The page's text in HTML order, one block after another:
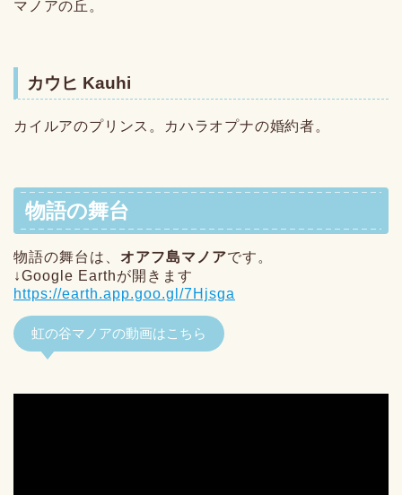
マノアの丘。
カウヒ Kauhi
カイルアのプリンス。カハラオプナの婚約者。
物語の舞台
物語の舞台は、 オアフ島マノアです。
↓Google Earthが開きます
https://earth.app.goo.gl/7Hjsga
虹の谷マノアの動画はこちら